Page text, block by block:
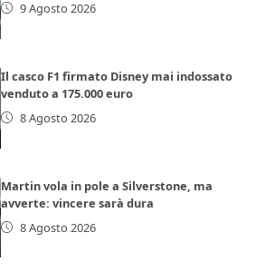
9 Agosto 2026
Il casco F1 firmato Disney mai indossato
venduto a 175.000 euro
8 Agosto 2026
Martin vola in pole a Silverstone, ma
avverte: vincere sarà dura
8 Agosto 2026